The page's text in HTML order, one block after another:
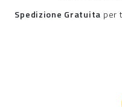
Spedizione Gratuita per